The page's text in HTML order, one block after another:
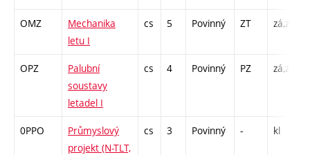
OMZ
Mechanika
letu I
cs 5 Povinný ZT zá,zk
OPZ
Palubní
soustavy
letadel I
cs 4 Povinný PZ zá,zk
0PPO
Průmyslový
projekt (N-TLT,
cs 3 Povinný - kl